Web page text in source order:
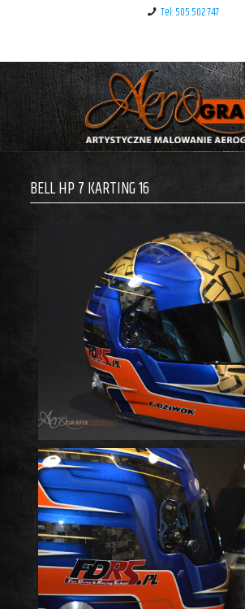
Tel: 505 502 747
BELL HP 7 KARTING 16